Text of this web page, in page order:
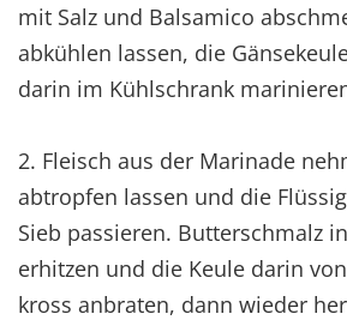
mit Salz und Balsamico
abkühlen lassen, die
darin im Kühlschrank
2. Fleisch aus der Marinade
abtropfen lassen und die
Sieb passieren. Butterschmalz
erhitzen und die Keule darin
kross anbraten, dann wieder